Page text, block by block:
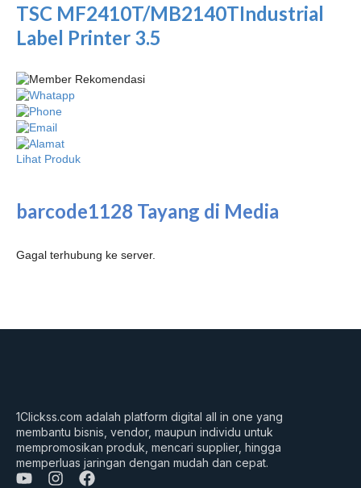
TSC MF2410T/MB2140TIndustrial
Label Printer 3.5
Lihat Produk
barcode1128 Tayang di Media
Gagal terhubung ke server.
1Clickss.com adalah platform digital all in one yang
membantu bisnis, vendor, maupun individu untuk
mempromosikan produk, mencari supplier, hingga
memperluas jaringan dengan mudah dan cepat.
Y
I
F